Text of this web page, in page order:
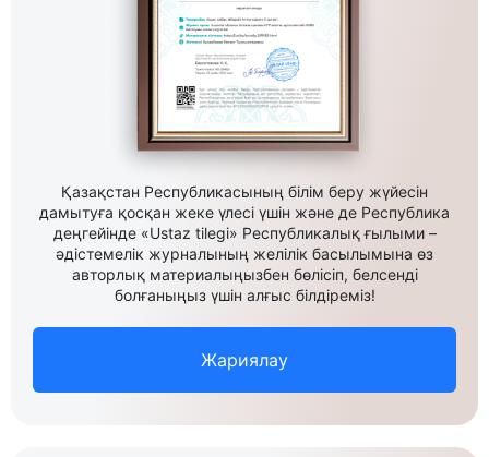
Қазақстан Республикасының білім беру жүйесін
дамытуға қосқан жеке үлесі үшін және де Республика
деңгейінде «Ustaz tilegi» Республикалық ғылыми –
әдістемелік журналының желілік басылымына өз
авторлық материалыңызбен бөлісіп, белсенді
болғаныңыз үшін алғыс білдіреміз!
Жариялау